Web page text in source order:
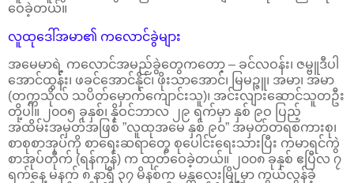
ဝေခဲ့တယ်။
လူထုဒေါ်အမာ၏ ကလောင်ခွဲများ
အမေမာရဲ့ ကလောင်အမည်ခွဲတွေကတော့ – ခင်လဝန်း၊ ဇမ္ဗူဒီပါ
အောင်ထွန်း၊ ဖခင်အောင်နိုင်၊ ဖိုးသာအောင်၊ မြမဉ္ဇူ၊ အမာ၊ အမာ
(တက္ကသိုလ် သပိတ်မှောက်ကျောင်းသူ)၊ အင်းလျားဆောင်သူတဦး
တို့ပါ။ ၂၀၀၅ ခုနှစ်၊ နိုဝင်ဘာလ ၂၉ ရက်မှာ နှစ် ၉ဝ ပြည့်
အထိမ်းအမှတ်အဖြစ် ”လူထုအမေ နှစ် ၉၀” အမှတ်တရစကားစု၊
စာစုစာအုပ်ကို စာရေးဆရာတွေ စုပေါင်းရေးသားပြီး ကမာရင်ကွဲ
စာအုပ်တိုက် (ရန်ကုန်) က ထုတ်ဝေခဲ့တယ်။ ၂၀၀၈ ခုနှစ် ဧပြီလ ၇
ရက်နေ့ မနက် ၈ နာရီ ၃၇ မိနစ်က မန္တလေးမြို့မှာ ကွယ်လွန်ခဲ့